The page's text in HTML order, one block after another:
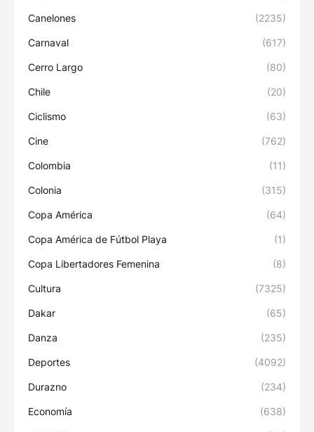
Canelones (2235)
Carnaval (617)
Cerro Largo (80)
Chile (20)
Ciclismo (63)
Cine (762)
Colombia (11)
Colonia (315)
Copa América (64)
Copa América de Fútbol Playa (1)
Copa Libertadores Femenina (8)
Cultura (7325)
Dakar (65)
Danza (235)
Deportes (4092)
Durazno (234)
Economía (638)